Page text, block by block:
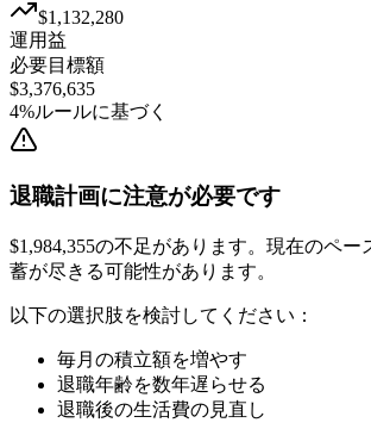
$1,132,280
運用益
必要目標額
$3,376,635
4%ルールに基づく
退職計画に注意が必要です
$1,984,355の不足があります。現在のペー
蓄が尽きる可能性があります。
以下の選択肢を検討してください：
毎月の積立額を増やす
退職年齢を数年遅らせる
退職後の生活費の見直し